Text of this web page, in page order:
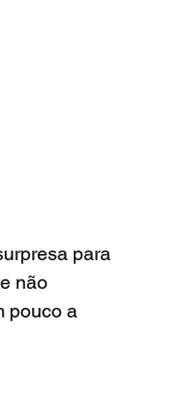
para
não
pouco a